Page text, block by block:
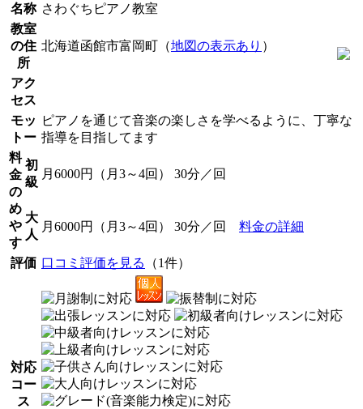
名称 さわぐちピアノ教室
教室
の住
所
北海道函館市富岡町（地図の表示あり ）
アク
セス
モッ
トー
ピアノを通じて音楽の楽しさを学べるように、丁寧な
指導を目指してます
料
金
の
め
や
す
初
級
月6000円（月3～4回） 30分／回
大
人
月6000円（月3～4回） 30分／回 料金の詳細
評価 口コミ評価を見る （1件）
対応
コー
ス